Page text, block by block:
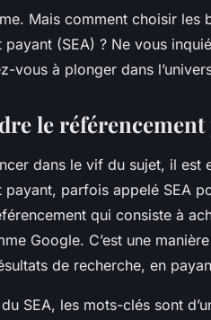
Mais comment choisir les
payant (SEA) ? Ne vous
vous à plonger dans
le référencement
dans le vif du sujet, il est
payant, parfois appelé SEA
qui consiste à
Google. C’est une
de recherche, en
SEA, les mots-clés sont